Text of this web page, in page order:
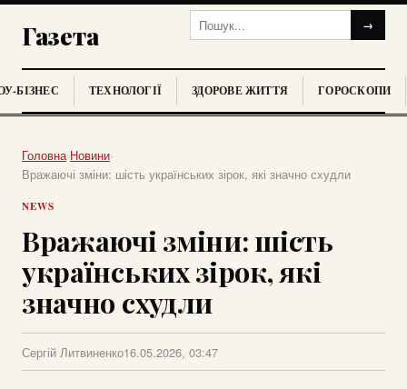
Газета →
БІЗНЕС ТЕХНОЛОГІЇ ЗДОРОВЕ ЖИТТЯ ГОРОСКОПИ
Головна›Новини›
Вражаючі зміни: шість українських зірок, які значно схудли
NEWS
Вражаючі зміни: шість
українських зірок, які
значно схудли
Сергій Литвиненко16.05.2026, 03:47